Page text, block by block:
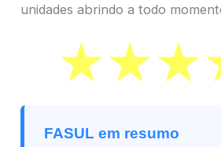
unidades abrindo a todo
FASUL em resumo